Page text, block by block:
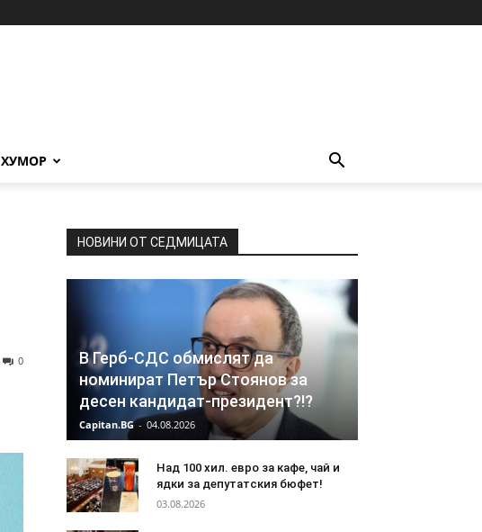
ХУМОР
0
НОВИНИ ОТ СЕДМИЦАТА
В Герб-СДС обмислят да
номинират Петър Стоянов за
десен кандидат-президент?!?
Capitan.BG - 04.08.2026
Над 100 хил. евро за кафе, чай и
ядки за депутатския бюфет!
03.08.2026